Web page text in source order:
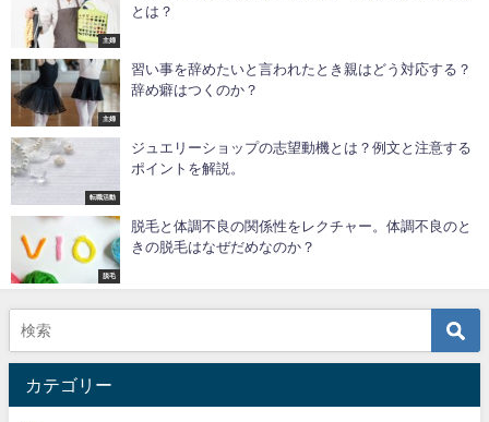
主婦
とは？
主婦
習い事を辞めたいと言われたとき親はどう対応する？
辞め癖はつくのか？
転職活動
ジュエリーショップの志望動機とは？例文と注意する
ポイントを解説。
脱毛
脱毛と体調不良の関係性をレクチャー。体調不良のと
きの脱毛はなぜだめなのか？
カテゴリー